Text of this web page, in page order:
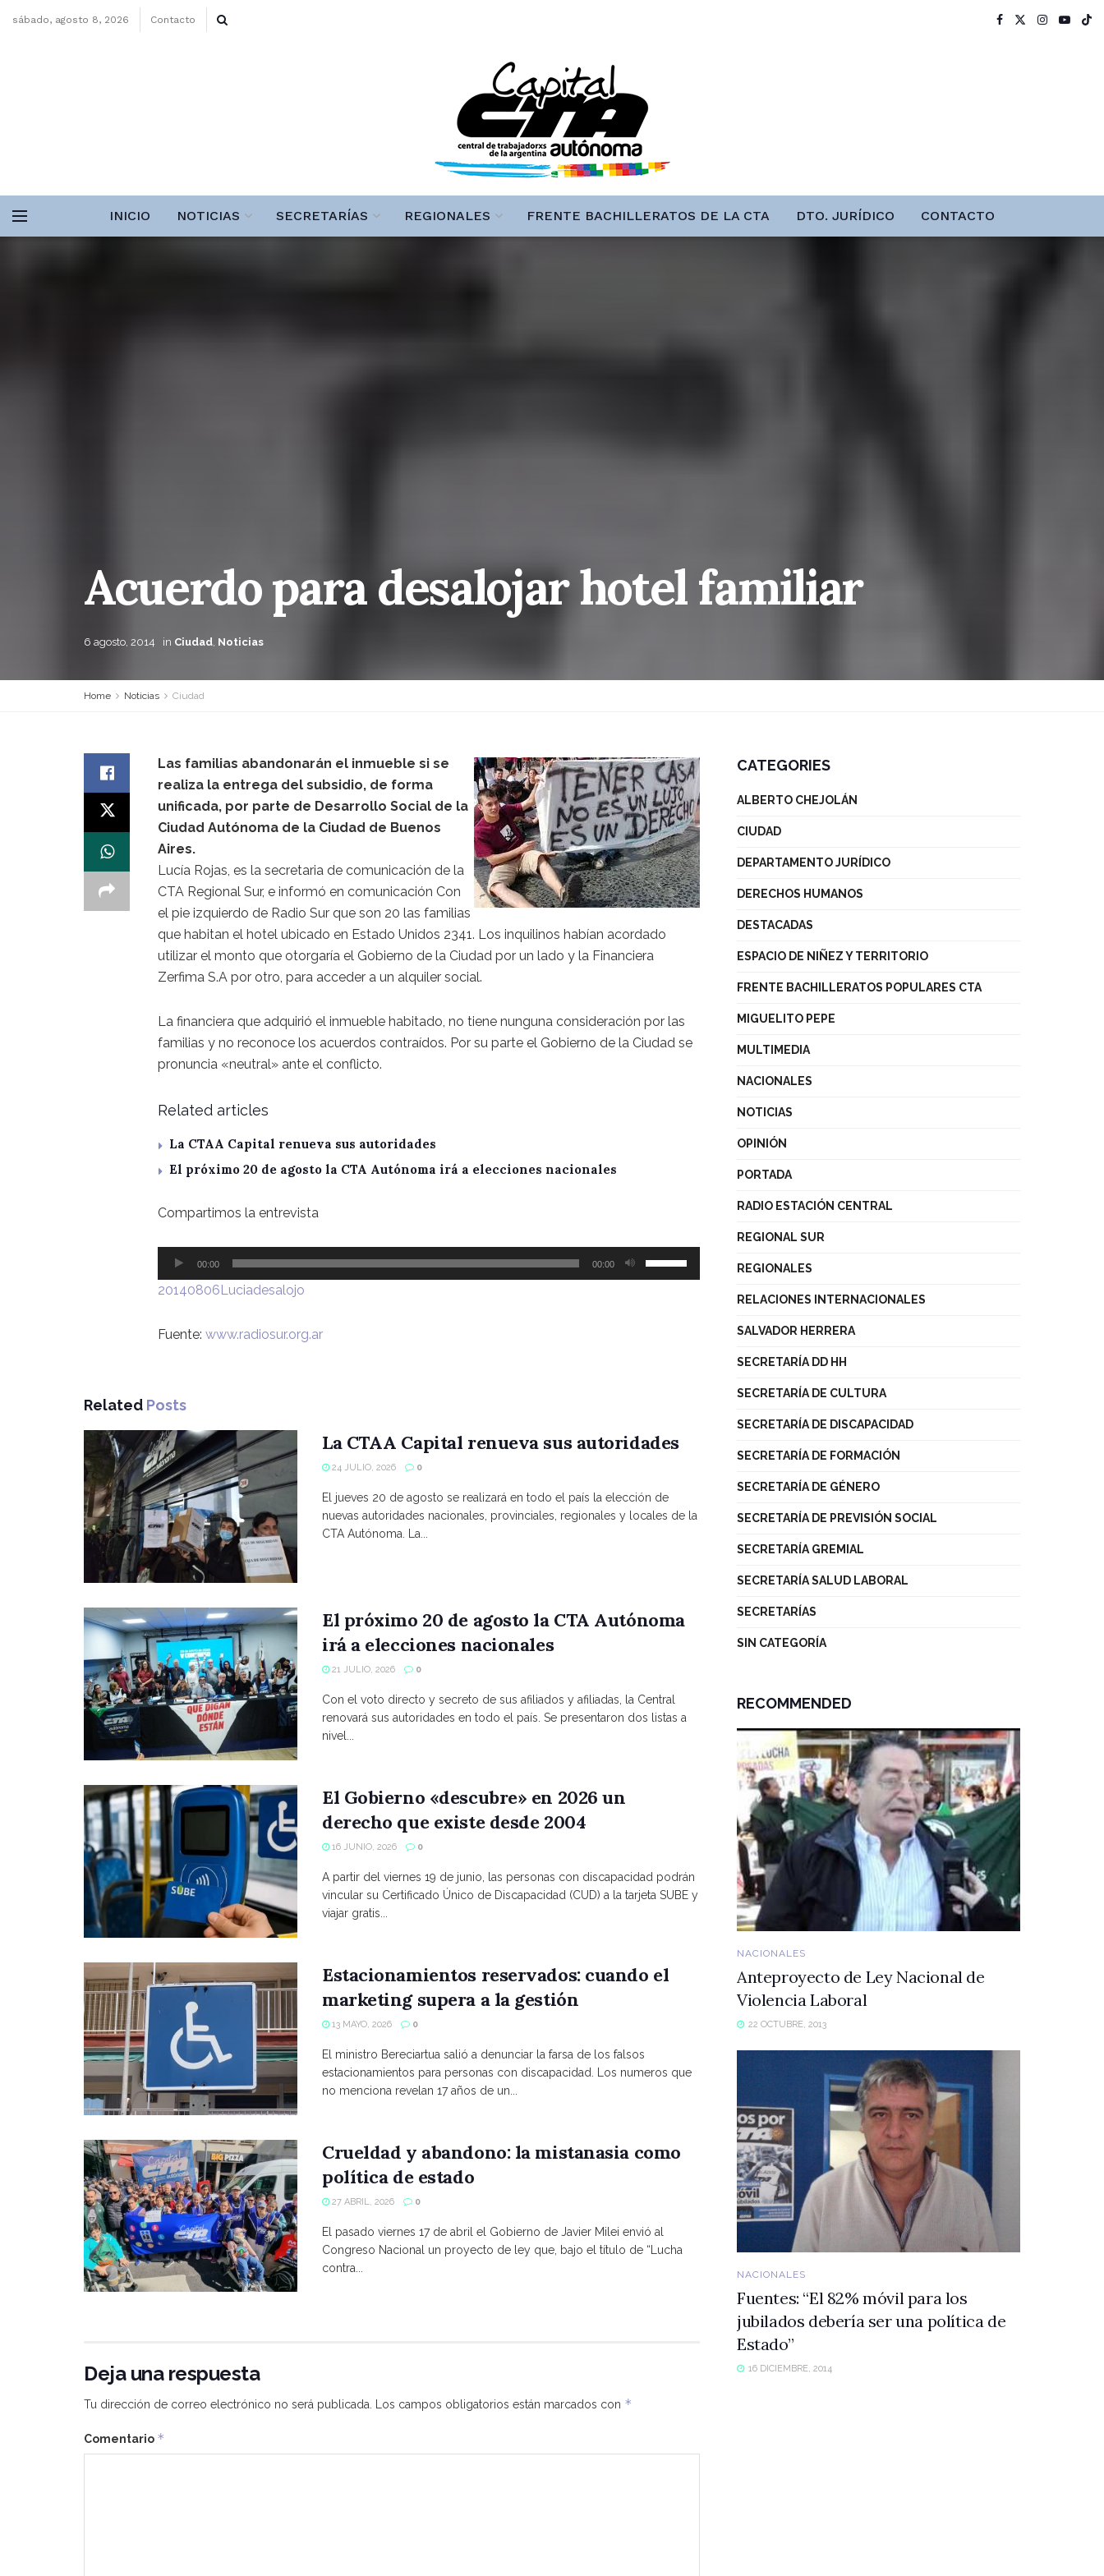
sábado, agosto 8, 2026 Contacto
INICIO NOTICIAS SECRETARÍAS REGIONALES FRENTE BACHILLERATOS DE LA CTA DTO. JURÍDICO CONTACTO
Acuerdo para desalojar hotel familiar
6 agosto, 2014 in Ciudad, Noticias
Home Noticias Ciudad
Las familias abandonarán el inmueble si se
realiza la entrega del subsidio, de forma
unificada, por parte de Desarrollo Social de la
Ciudad Autónoma de la Ciudad de Buenos
Aires.
Lucía Rojas, es la secretaria de comunicación de la
CTA Regional Sur, e informó en comunicación Con
el pie izquierdo de Radio Sur que son 20 las familias
que habitan el hotel ubicado en Estado Unidos 2341. Los inquilinos habían acordado
utilizar el monto que otorgaría el Gobierno de la Ciudad por un lado y la Financiera
Zerfima S.A por otro, para acceder a un alquiler social.
La financiera que adquirió el inmueble habitado, no tiene nunguna consideración por las
familias y no reconoce los acuerdos contraídos. Por su parte el Gobierno de la Ciudad se
pronuncia «neutral» ante el conflicto.
Related articles
La CTAA Capital renueva sus autoridades
El próximo 20 de agosto la CTA Autónoma irá a elecciones nacionales
Compartimos la entrevista
Reproductor
de
audio
00:00 00:00
las
disminuir
volumen.
20140806Luciadesalojo
Fuente: www.radiosur.org.ar
Related Posts
La CTAA Capital renueva sus autoridades
24 JULIO, 2026 0
El jueves 20 de agosto se realizará en todo el país la elección de
nuevas autoridades nacionales, provinciales, regionales y locales de la
CTA Autónoma. La...
El próximo 20 de agosto la CTA Autónoma
irá a elecciones nacionales
21 JULIO, 2026 0
Con el voto directo y secreto de sus afiliados y afiliadas, la Central
renovará sus autoridades en todo el país. Se presentaron dos listas a
nivel...
El Gobierno «descubre» en 2026 un
derecho que existe desde 2004
16 JUNIO, 2026 0
A partir del viernes 19 de junio, las personas con discapacidad podrán
vincular su Certificado Único de Discapacidad (CUD) a la tarjeta SUBE y
viajar gratis...
Estacionamientos reservados: cuando el
marketing supera a la gestión
13 MAYO, 2026 0
El ministro Bereciartua salió a denunciar la farsa de los falsos
estacionamientos para personas con discapacidad. Los numeros que
no menciona revelan 17 años de un...
Crueldad y abandono: la mistanasia como
política de estado
27 ABRIL, 2026 0
El pasado viernes 17 de abril el Gobierno de Javier Milei envió al
Congreso Nacional un proyecto de ley que, bajo el título de “Lucha
contra...
Deja una respuesta
Tu dirección de correo electrónico no será publicada. Los campos obligatorios están marcados con *
Comentario *
CATEGORIES
ALBERTO CHEJOLÁN
CIUDAD
DEPARTAMENTO JURÍDICO
DERECHOS HUMANOS
DESTACADAS
ESPACIO DE NIÑEZ Y TERRITORIO
FRENTE BACHILLERATOS POPULARES CTA
MIGUELITO PEPE
MULTIMEDIA
NACIONALES
NOTICIAS
OPINIÓN
PORTADA
RADIO ESTACIÓN CENTRAL
REGIONAL SUR
REGIONALES
RELACIONES INTERNACIONALES
SALVADOR HERRERA
SECRETARÍA DD HH
SECRETARÍA DE CULTURA
SECRETARÍA DE DISCAPACIDAD
SECRETARÍA DE FORMACIÓN
SECRETARÍA DE GÉNERO
SECRETARÍA DE PREVISIÓN SOCIAL
SECRETARÍA GREMIAL
SECRETARÍA SALUD LABORAL
SECRETARÍAS
SIN CATEGORÍA
RECOMMENDED
NACIONALES
Anteproyecto de Ley Nacional de
Violencia Laboral
22 OCTUBRE, 2013
NACIONALES
Fuentes: “El 82% móvil para los
jubilados debería ser una política de
Estado”
16 DICIEMBRE, 2014